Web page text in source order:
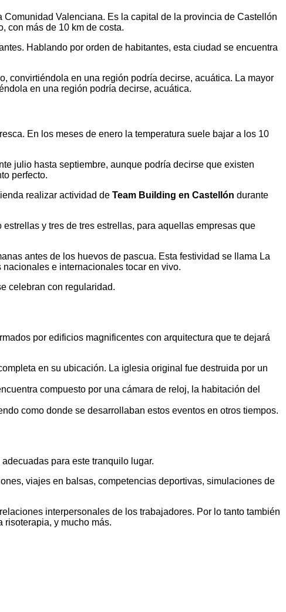
Valenciana. Es la capital de la provincia de Castellón
con más de 10 km de costa.
Hablando por orden de habitantes, esta ciudad se encuentra
convirtiéndola en una región podría decirse, acuática. La mayor
en una región podría decirse, acuática.
En los meses de enero la temperatura suele bajar a los 10
julio hasta septiembre, aunque podría decirse que existen
perfecto.
realizar actividad de Team Building en Castellón durante
y tres de tres estrellas, para aquellas empresas que
antes de los huevos de pascua. Esta festividad se llama La
e internacionales tocar en vivo.
celebran con regularidad.
por edificios magnificentes con arquitectura que te dejará
en su ubicación. La iglesia original fue destruida por un
compuesto por una cámara de reloj, la habitación del
como donde se desarrollaban estos eventos en otros tiempos.
para este tranquilo lugar.
viajes en balsas, competencias deportivas, simulaciones de
interpersonales de los trabajadores. Por lo tanto también
y mucho más.